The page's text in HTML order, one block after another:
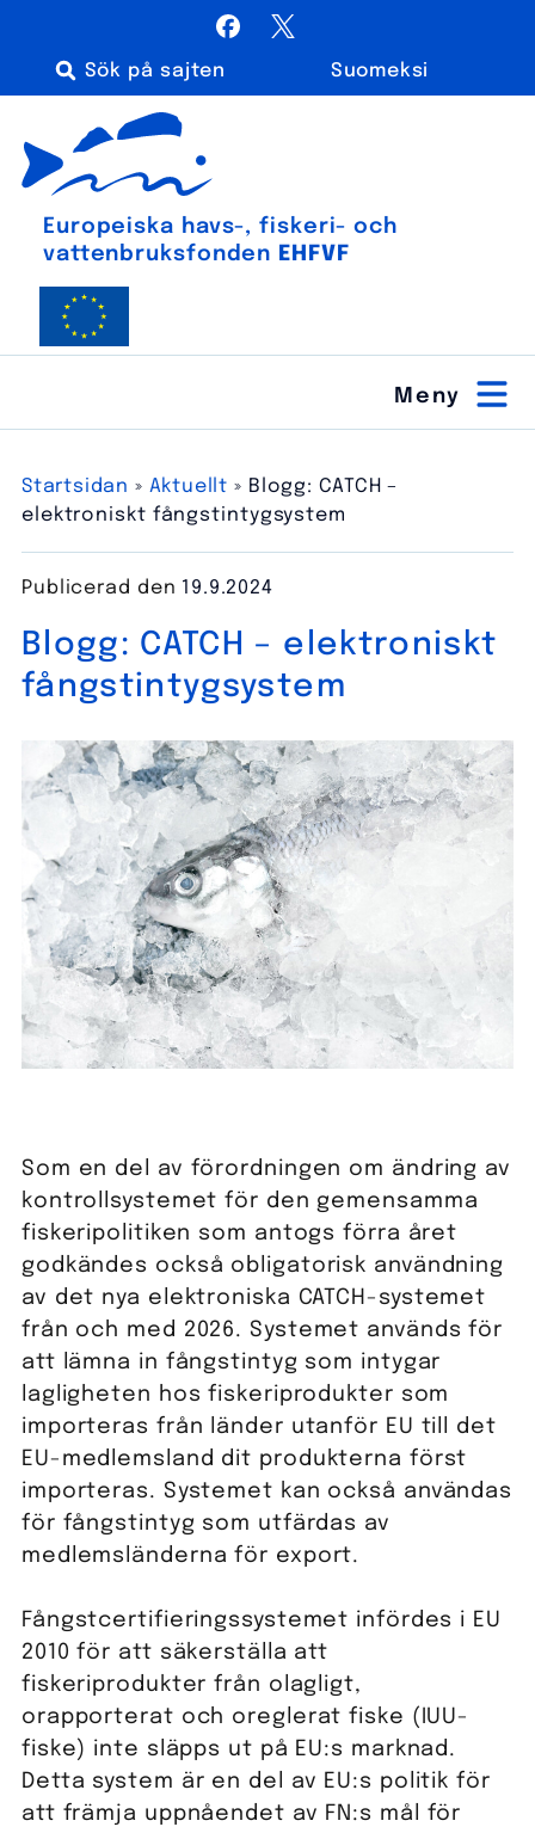
innehåll
Facebook
Suomeksi
Euroopan meri-, kalatalous- ja vesiviljelyrahasto
Europeiska havs-, fiskeri- och
vatten­bruks­fonden
EHFVF
Startsidan » Aktuellt » Blogg: CATCH –
elektroniskt fångstintygsystem
Blogg: CATCH – elektroniskt
fångstintygsystem
Publicerad den 19.9.2024
Som en del av förordningen om ändring av
kontrollsystemet för den gemensamma
fiskeripolitiken som antogs förra året
godkändes också obligatorisk användning
av det nya elektroniska CATCH-systemet
från och med 2026. Systemet används för
att lämna in fångstintyg som intygar
lagligheten hos fiskeriprodukter som
importeras från länder utanför EU till det
EU-medlemsland dit produkterna först
importeras. Systemet kan också användas
för fångstintyg som utfärdas av
medlemsländerna för export.
Fångstcertifieringssystemet infördes i EU
2010 för att säkerställa att
fiskeriprodukter från olagligt,
orapporterat och oreglerat fiske (IUU-
fiske) inte släpps ut på EU:s marknad.
Detta system är en del av EU:s politik för
att främja uppnåendet av FN:s mål för